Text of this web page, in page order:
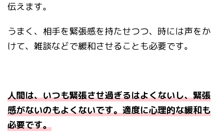
伝えます。
うまく、相手を緊張感を持たせつつ、時には声をか
けて、雑談などで緩和させることも必要です。
人間は、いつも緊張させ過ぎるはよくないし、緊張
感がないのもよくないです。適度に心理的な緩和も
必要です。